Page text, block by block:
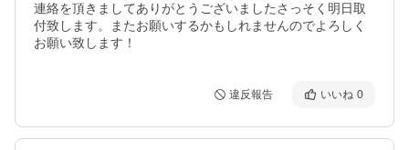
連絡を頂きましてありがとうございましたさっそく明日取
付致します。またお願いするかもしれませんのでよろしく
お願い致します！
違反報告 いいね 0